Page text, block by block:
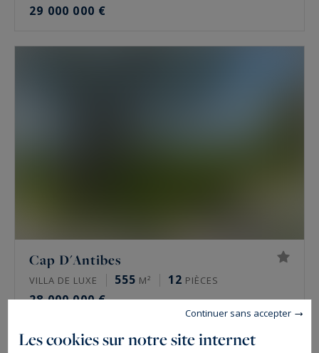
29 000 000 €
Cap D'Antibes
VILLA DE LUXE 555 M² 12 PIÈCES
28 000 000 €
Les cookies sur notre site internet
Continuer sans accepter